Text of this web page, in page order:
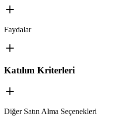
Faydalar
Katılım Kriterleri
Diğer Satın Alma Seçenekleri